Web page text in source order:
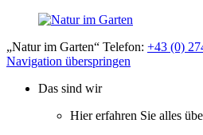
„Natur im Garten“ Telefon: +43 (0)
Navigation überspringen
Das sind wir
Hier erfahren Sie alles